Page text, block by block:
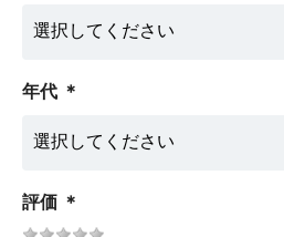
年代 ＊
評価 ＊